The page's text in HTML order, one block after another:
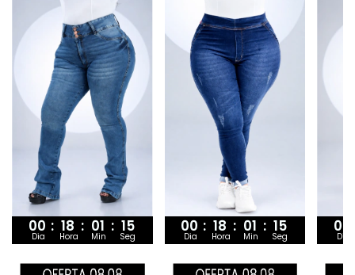
00 : 18 : 01 : 14
Dia Hora Min Seg
00 : 18 : 01 : 14
Dia Hora Min Seg
00
Dia